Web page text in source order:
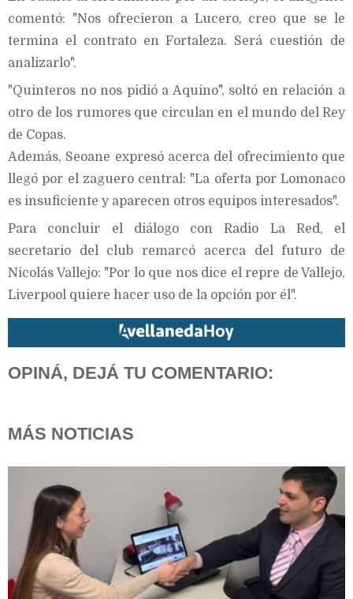
comentó: "Nos ofrecieron a Lucero, creo que se le
termina el contrato en Fortaleza. Será cuestión de
analizarlo".
"Quinteros no nos pidió a Aquino", soltó en relación a
otro de los rumores que circulan en el mundo del Rey
de Copas.
Además, Seoane expresó acerca del ofrecimiento que
llegó por el zaguero central: "La oferta por Lomonaco
es insuficiente y aparecen otros equipos interesados".
Para concluir el diálogo con Radio La Red, el
secretario del club remarcó acerca del futuro de
Nicolás Vallejo: "Por lo que nos dice el repre de Vallejo,
Liverpool quiere hacer uso de la opción por él".
OPINÁ, DEJÁ TU COMENTARIO:
MÁS NOTICIAS